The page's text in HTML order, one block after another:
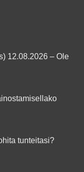
12.08.2026 – Ole
tunteitasi?